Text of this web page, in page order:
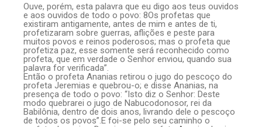
Ouve, porém, esta palavra que eu digo aos teus ouvidos
e aos ouvidos de todo o povo: 8Os profetas que
existiram antigamente, antes de mim e antes de ti,
profetizaram sobre guerras, aflições e peste para
muitos povos e reinos poderosos; mas o profeta que
profetiza paz, esse somente será reconhecido como
profeta, que em verdade o Senhor enviou, quando sua
palavra for verificada”.
Então o profeta Ananias retirou o jugo do pescoço do
profeta Jeremias e quebrou-o; e disse Ananias, na
presença de todo o povo: “Isto diz o Senhor: Deste
modo quebrarei o jugo de Nabucodonosor, rei da
Babilônia, dentro de dois anos, livrando dele o pescoço
de todos os povos”.E foi-se pelo seu caminho o